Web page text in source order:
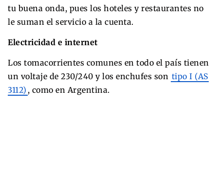
tu buena onda, pues los hoteles y restaurantes no
le suman el servicio a la cuenta.
Electricidad e internet
Los tomacorrientes comunes en todo el país tienen
un voltaje de 230/240 y los enchufes son tipo I (AS
3112) , como en Argentina.